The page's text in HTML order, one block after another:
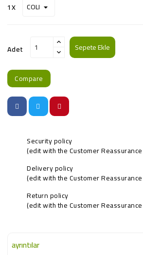
1X
Adet Sepete Ekle
Compare
Security policy
(edit with the Customer
Delivery policy
(edit with the Customer
Return policy
(edit with the Customer
ayrıntılar